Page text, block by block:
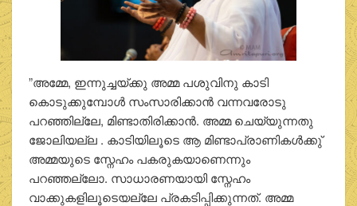
”അമ്മേ, ഇന്നുച്ചയ്ക്കു അമ്മ പശുവിനു കാടി
കൊടുക്കുമ്പോള്‍ സംസാരിക്കാന്‍ വന്നവരോടു
പറഞ്ഞില്ലേ, മിണ്ടാതിരിക്കാന്‍. അമ്മ ചെയ്യുന്നതു
ജോലിയല്ല . കാടിയിലൂടെ ആ മിണ്ടാപ്രാണികള്‍ക്കു്
അമ്മയുടെ സ്നേഹം പകരുകയാണെന്നും
പറഞ്ഞല്ലോ. സാധാരണയായി സ്നേഹം
വാക്കുകളിലൂടെയല്ലേ പ്രകടിപ്പിക്കുന്നത്. അമ്മ